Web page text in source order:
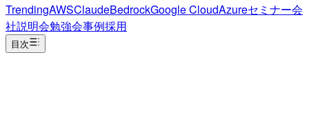
TrendingAWSClaudeBedrockGoogle CloudAzureセミナー会
社説明会勉強会事例採用
目次